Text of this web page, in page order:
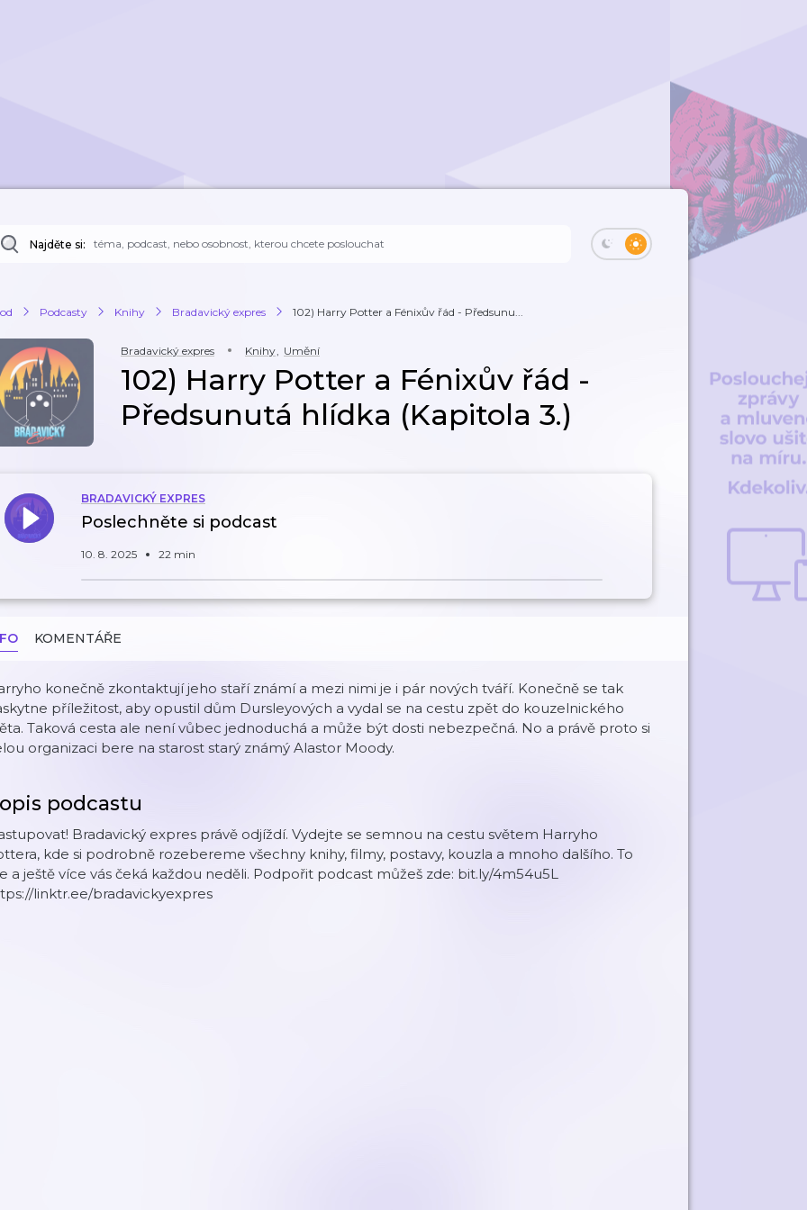
Najděte si:
Podcasty Knihy Bradavický expres 102) Harry Potter a Fénixův řád - Předsunu...
Bradavický expres Knihy, Umění
102) Harry Potter a Fénixův řád -
Předsunutá hlídka (Kapitola 3.)
BRADAVICKÝ EXPRES
Poslechněte si podcast
10. 8. 2025 22 min
KOMENTÁŘE
konečně zkontaktují jeho staří známí a mezi nimi je i pár nových tváří. Konečně se tak
příležitost, aby opustil dům Dursleyových a vydal se na cestu zpět do kouzelnického
Taková cesta ale není vůbec jednoduchá a může být dosti nebezpečná. No a právě proto si
organizaci bere na starost starý známý Alastor Moody.
podcastu
Bradavický expres právě odjíždí. Vydejte se semnou na cestu světem Harryho
kde si podrobně rozebereme všechny knihy, filmy, postavy, kouzla a mnoho dalšího. To
a ještě více vás čeká každou neděli. Podpořit podcast můžeš zde: bit.ly/4m54u5L
linktr.ee/bradavickyexpres